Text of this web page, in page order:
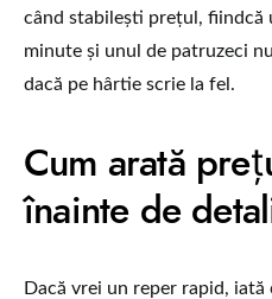
când stabilești prețul, fiindcă
minute și unul de patruzeci
dacă pe hârtie scrie la fel.
Cum arată
înainte de
Dacă vrei un reper rapid,